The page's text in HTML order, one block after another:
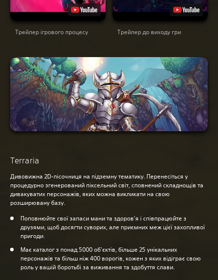
Трейлер ігрового процесу Трейлер до виходу гри
Terraria
Дивовижна 2D-пісочниця на підземну тематику. Перенесіться у
процедурно згенерований піксельний світ, сповнений складнощів та
дивакуватих персонажів, яких можна викликати на свою
розширювану базу.
Поповнюйте свої запаси мани та здоров'я і співпрацюйте з
друзями, щоб досягти суворих, але приємних меж цієї захопливої
пригоди.
Має каталог з понад 5000 об'єктів, більше 25 унікальних
персонажів та більш ніж 400 ворогів, кожен з яких відіграє свою
роль у вашій боротьбі за виживання та здобуття слави.